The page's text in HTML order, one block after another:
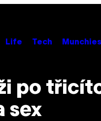
Life Tech Munchies
po
sex